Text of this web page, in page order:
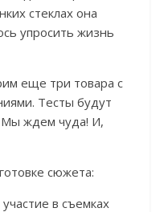
стеклах она
упросить жизнь
еще три товара с
Тесты будут
Мы ждем чуда! И,
сюжета:
участие в съемках